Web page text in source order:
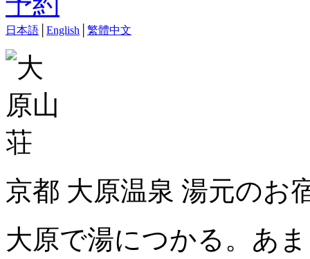
日本語 English 繁體中文
京都 大原温泉 湯元の
大原で湯につかる。あ